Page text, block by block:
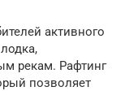
активного
рекам. Рафтинг
позволяет